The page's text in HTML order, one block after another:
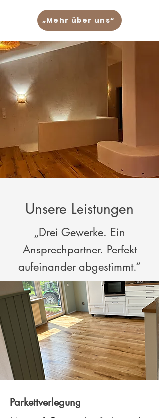
„Mehr über uns“
Unsere Leistungen
„Drei Gewerke. Ein
Ansprechpartner. Perfekt
aufeinander abgestimmt.“
Parkettverlegung